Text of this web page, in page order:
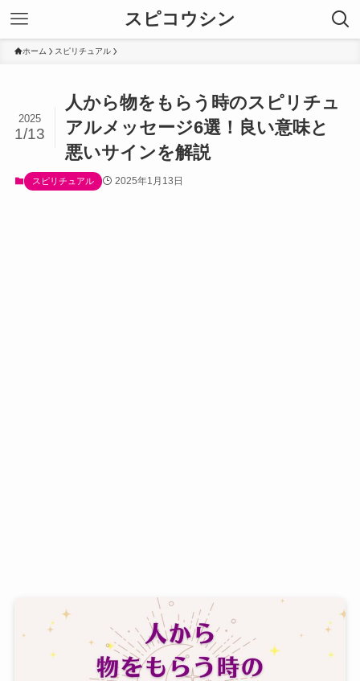
スピコウシン
ホーム スピリチュアル
人から物をもらう時のスピリチュ
アルメッセージ6選！良い意味と
悪いサインを解説
2025
1/13
スピリチュアル 2025年1月13日